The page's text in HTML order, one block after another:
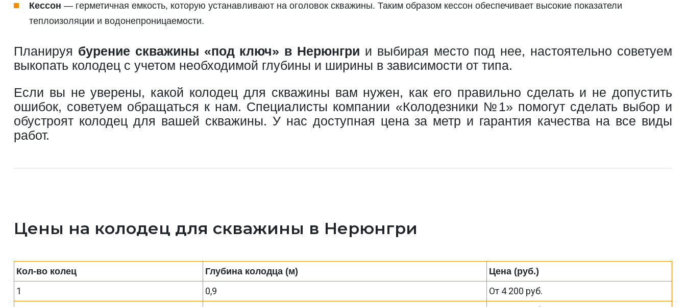
Кессон — герметичная емкость, которую устанавливают на оголовок скважины. Таким образом кессон обеспечивает высокие показатели
теплоизоляции и водонепроницаемости.
Планируя бурение скважины «под ключ» в Нерюнгри и выбирая место под нее, настоятельно советуем
выкопать колодец с учетом необходимой глубины и ширины в зависимости от типа.
Если вы не уверены, какой колодец для скважины вам нужен, как его правильно сделать и не допустить
ошибок, советуем обращаться к нам. Специалисты компании «Колодезники №1» помогут сделать выбор и
обустроят колодец для вашей скважины. У нас доступная цена за метр и гарантия качества на все виды
работ.
Цены на колодец для скважины в Нерюнгри
Кол-во колец Глубина колодца (м) Цена (руб.)
1 0,9
От 4 200 руб.